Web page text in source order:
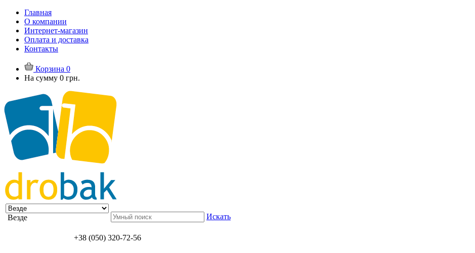
Главная
О компании
Интернет-магазин
Оплата и доставка
Контакты
Корзина 0
На сумму 0 грн.
Везде Искать
+38 (050) 320-72-56